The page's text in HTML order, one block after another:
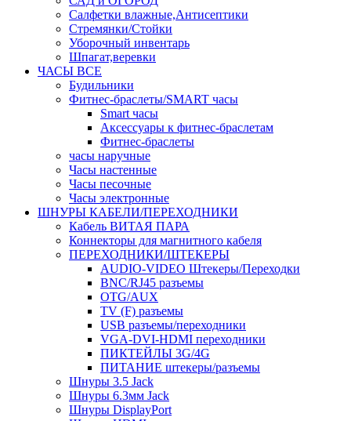
Салфетки влажные,Антисептики
Стремянки/Стойки
Уборочный инвентарь
Шпагат,веревки
ЧАСЫ ВСЕ
Будильники
Фитнес-браслеты/SMART часы
Smart часы
Аксессуары к фитнес-браслетам
Фитнес-браслеты
часы наручные
Часы настенные
Часы песочные
Часы электронные
ШНУРЫ КАБЕЛИ/ПЕРЕХОДНИКИ
Кабель ВИТАЯ ПАРА
Коннекторы для магнитного кабеля
ПЕРЕХОДНИКИ/ШТЕКЕРЫ
AUDIO-VIDEO Штекеры/Переходки
BNC/RJ45 разъемы
OTG/AUX
TV (F) разъемы
USB разъемы/переходники
VGA-DVI-HDMI переходники
ПИКТЕЙЛЫ 3G/4G
ПИТАНИЕ штекеры/разъемы
Шнуры 3.5 Jack
Шнуры 6.3мм Jack
Шнуры DisplayPort